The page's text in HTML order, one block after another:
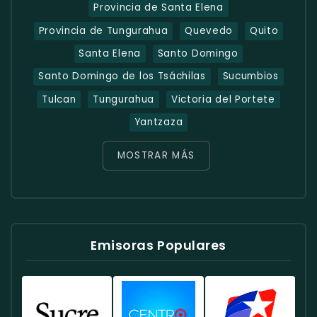
Provincia de Santa Elena
Provincia de Tungurahua
Quevedo
Quito
Santa Elena
Santo Domingo
Santo Domingo de los Tsáchilas
Sucumbios
Tulcan
Tungurahua
Victoria del Portete
Yantzaza
MOSTRAR MÁS
Emisoras Populares